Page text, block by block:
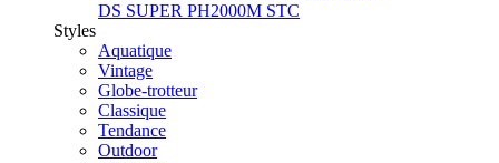
DS SUPER PH2000M STC
Styles
Aquatique
Vintage
Globe-trotteur
Classique
Tendance
Outdoor